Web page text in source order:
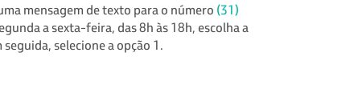
mensagem de texto para o número (31)
a sexta-feira, das 8h às 18h, escolha a
seguida, selecione a opção 1.